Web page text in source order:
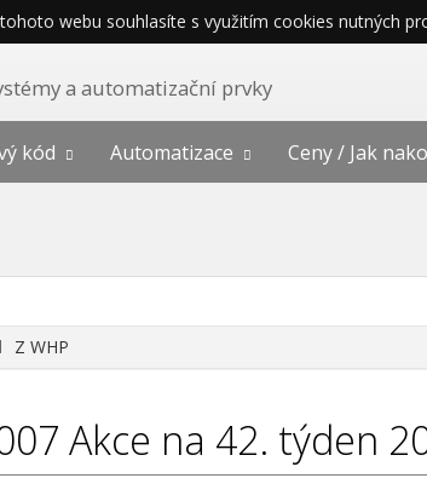
webu souhlasíte s využitím cookies nutných
a automatizační prvky
kód Automatizace Ceny / Jak
Z WHP
Akce na 42. týden